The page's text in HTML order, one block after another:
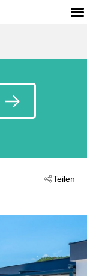
Teilen